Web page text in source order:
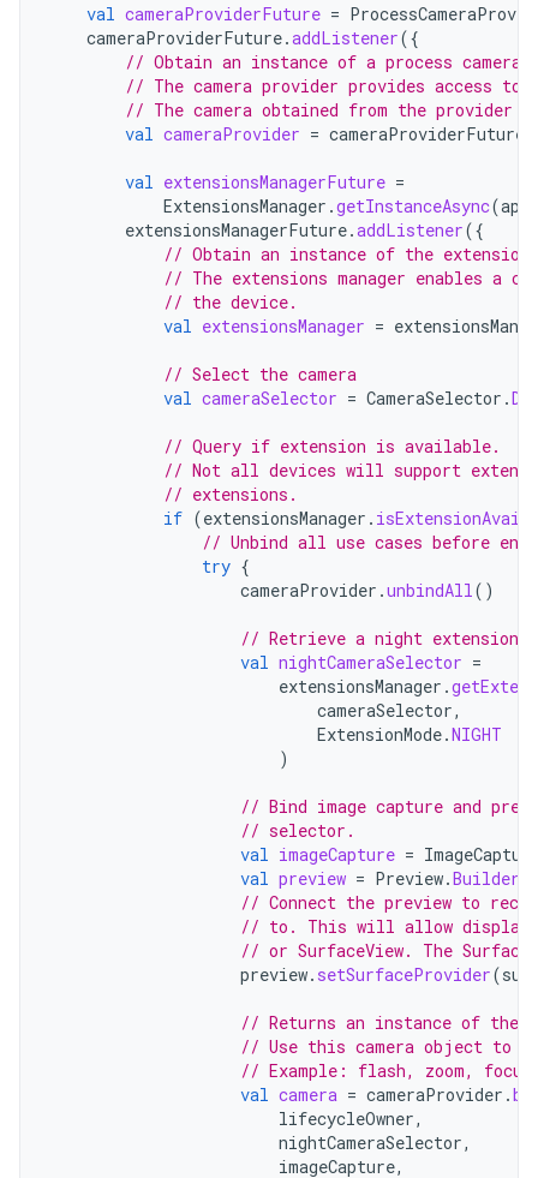
val cameraProviderFuture =
cameraProviderFuture.addListener({
// Obtain an instance of a process camera
// The camera provider provides access
// The camera obtained from the
val cameraProvider = cameraProviderFuture
val extensionsManagerFuture =
ExtensionsManager .getInstanceAsync(
extensionsManagerFuture.addListener({
// Obtain an instance of the extensions
// The extensions manager enables a
// the device.
val extensionsManager =
// Select the camera
val cameraSelector = CameraSelector .
// Query if extension is available.
// Not all devices will support
// extensions.
if (extensionsManager .
// Unbind all use cases before
try {
cameraProvider .unbindAll ()
// Retrieve a night extension
val nightCameraSelector =
extensionsManager .
cameraSelector,
ExtensionMode.NIGHT
)
// Bind image capture and
// selector.
val imageCapture =
val preview = Preview.Builder
// Connect the preview to
// to. This will allow
// or SurfaceView. The
preview. setSurfaceProvider(
// Returns an instance of the
// Use this camera object to
// Example: flash, zoom,
val camera = cameraProvider .
lifecycleOwner,
nightCameraSelector,
imageCapture,